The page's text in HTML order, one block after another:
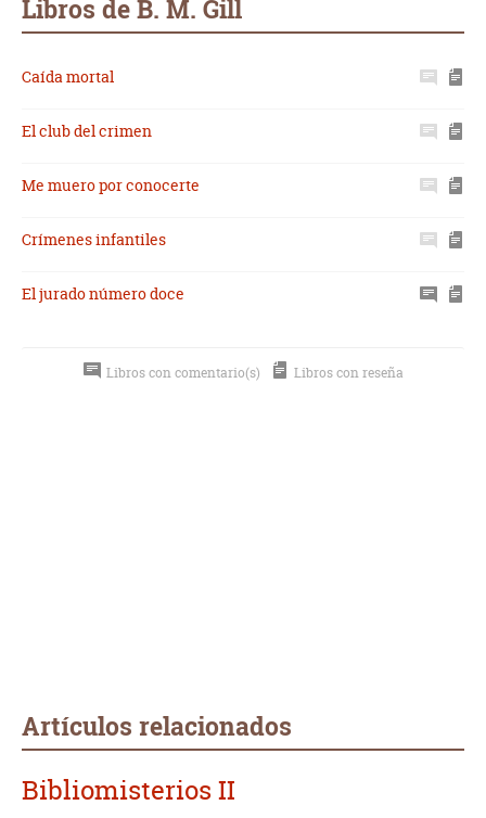
Libros de B. M. Gill
Caída mortal
El club del crimen
Me muero por conocerte
Crímenes infantiles
El jurado número doce
Libros con comentario(s) Libros con reseña
Artículos relacionados
Bibliomisterios II